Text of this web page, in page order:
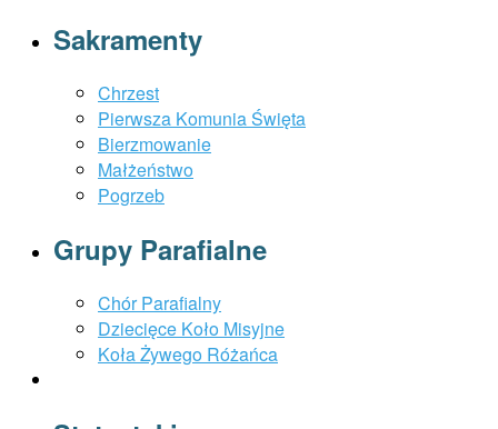
Sakramenty
Chrzest
Pierwsza Komunia Święta
Bierzmowanie
Małżeństwo
Pogrzeb
Grupy Parafialne
Chór Parafialny
Dziecięce Koło Misyjne
Koła Żywego Różańca